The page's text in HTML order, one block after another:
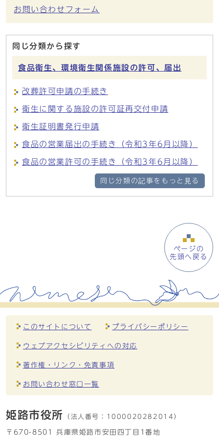
お問い合わせフォーム
同じ分類から探す
食品衛生、環境衛生関係施設の許可、届出
改葬許可申請の手続き
衛生に関する施設の許可証再交付申請
衛生証明書発行申請
食品の営業届出の手続き（令和3年6月以降）
食品の営業許可の手続き（令和3年6月以降）
同じ分類の記事をもっと見る
ページの
先頭へ戻る
このサイトについて プライバシーポリシー
ウェブアクセシビリティへの対応
著作権・リンク・免責事項
お問い合わせ窓口一覧
姫路市役所 （法人番号： 1000020282014）
〒670-8501 兵庫県姫路市安田四丁目1番地